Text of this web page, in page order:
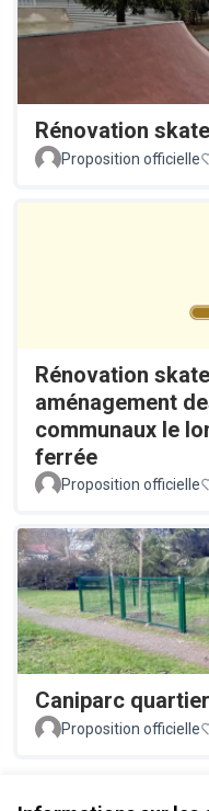
Rénovation
Proposition officielle
Rénovation
aménagement
communaux le
ferrée
Proposition officielle
Caniparc
Proposition officielle